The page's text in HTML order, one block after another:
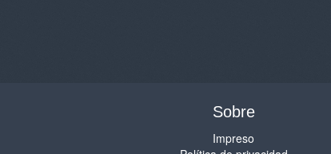
Sobre
Impreso